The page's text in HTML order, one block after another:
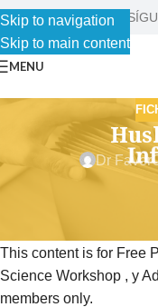
Skip to navigation
Skip to main content
MENU
Dr Faver
This content is for Free
Science Workshop , y
members only.